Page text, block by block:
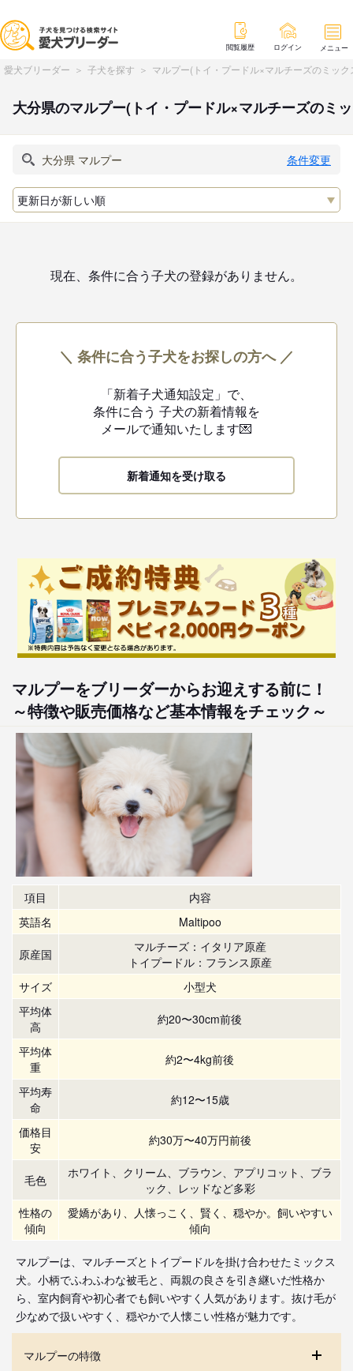
閲覧履歴 ログイン メニュー
愛犬ブリーダー 子犬を探す マルプー(トイ・プードル×マルチーズのミッ
大分県のマルプー(トイ・プードル×マルチーズのミ
条件変更
現在、条件に合う子犬の登録がありません。
＼ 条件に合う子犬をお探しの方へ ／
「新着子犬通知設定」で、
条件に合う 子犬の新着情報を
メールで通知いたします💌
新着通知を受け取る
マルプーをブリーダーからお迎えする前に！
～特徴や販売価格など基本情報をチェック～
項目
内容
英語名
Maltipoo
原産国
マルチーズ：イタリア原産
トイプードル：フランス原産
サイズ
小型犬
平均体
高
約20〜30cm前後
平均体
重
約2〜4kg前後
平均寿
命
約12〜15歳
価格目
安
約30万〜40万円前後
毛色
ホワイト、クリーム、ブラウン、アプリコット、ブラ
ック、レッドなど多彩
性格の
傾向
愛嬌があり、人懐っこく、賢く、穏やか。飼いやすい
傾向
マルプーは、マルチーズとトイプードルを掛け合わせたミックス
犬。小柄でふわふわな被毛と、両親の良さを引き継いだ性格か
ら、室内飼育や初心者でも飼いやすく人気があります。抜け毛が
少なめで扱いやすく、穏やかで人懐こい性格が魅力です。
マルプーの特徴